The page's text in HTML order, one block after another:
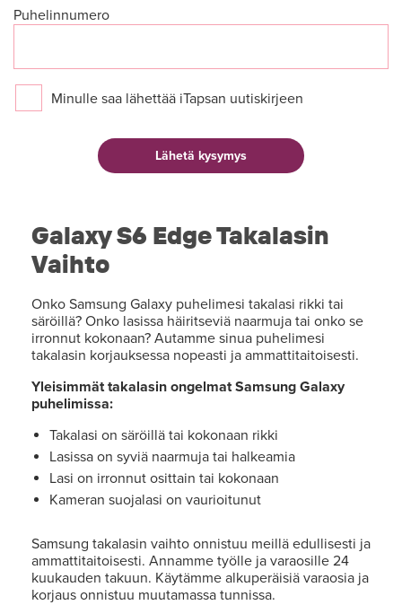
Puhelinnumero
Minulle saa lähettää iTapsan uutiskirjeen
Galaxy S6 Edge Takalasin
Vaihto
Onko Samsung Galaxy puhelimesi takalasi rikki tai
säröillä? Onko lasissa häiritseviä naarmuja tai onko se
irronnut kokonaan? Autamme sinua puhelimesi
takalasin korjauksessa nopeasti ja ammattitaitoisesti.
Yleisimmät takalasin ongelmat Samsung Galaxy
puhelimissa:
Takalasi on säröillä tai kokonaan rikki
Lasissa on syviä naarmuja tai halkeamia
Lasi on irronnut osittain tai kokonaan
Kameran suojalasi on vaurioitunut
Samsung takalasin vaihto onnistuu meillä edullisesti ja
ammattitaitoisesti. Annamme työlle ja varaosille 24
kuukauden takuun. Käytämme alkuperäisiä varaosia ja
korjaus onnistuu muutamassa tunnissa.